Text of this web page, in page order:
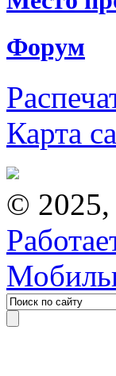
Форум
Карта
© 2025,